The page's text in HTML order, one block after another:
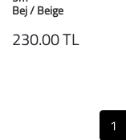
Bej / Beige
230.00 TL
1